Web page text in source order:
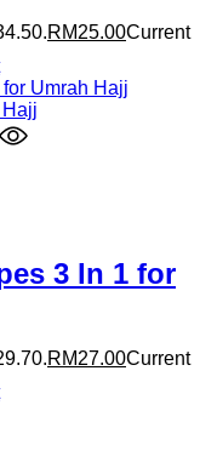
RM25.00Current
3 In 1 for
RM27.00Current